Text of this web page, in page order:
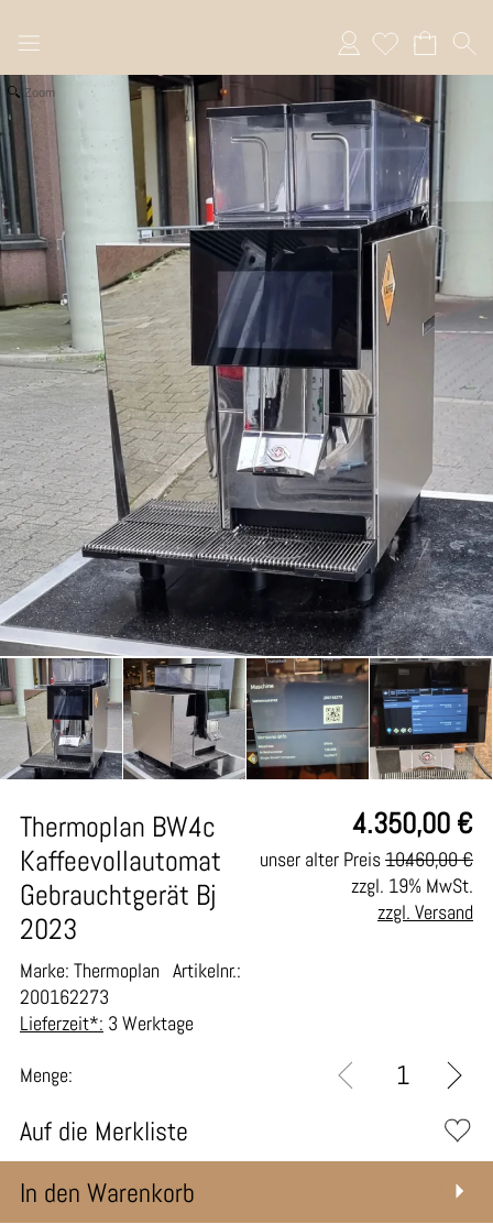
Anmelden
Zoom
4.350,00 €
Thermoplan BW4c
Kaffeevollautomat
Gebrauchtgerät Bj
2023
Marke: Thermoplan Artikelnr.:
200162273
Lieferzeit*: 3 Werktage
unser alter Preis10.460,00 €
zzgl. 19% MwSt.
zzgl. Versand
Menge:
Auf die Merkliste
In den Warenkorb